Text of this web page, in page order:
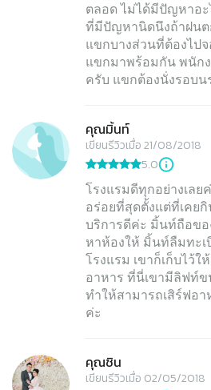
ตลอด ไม่ได้มีปัญหาอะ
ที่มีปัญหานิดนึงถ้าฝนต
แขกบางส่วนที่ต้องไป
แขกมาพร้อมกัน พนัก
ครับ แขกต้องนั่งรอบน
คุณมิ้นท์
เขียนรีวิวเมื่อ 21/08/2018
5.0
โรงแรมดีทุกอย่างเล
อร่อยที่สุดตั้งแต่ที่เคยกิ
บริการดีค่ะ มิ้นท์ถือขอ
หาห้องให้ มิ้นท์ลืมทะเ
โรงแรม เขาก็เก็บไว้ใ
อาหาร ที่นี่เขามีลิฟท์ข
ทำให้สามารถเสิร์ฟอา
ค่ะ
คุณชิน
เขียนรีวิวเมื่อ 02/05/2018